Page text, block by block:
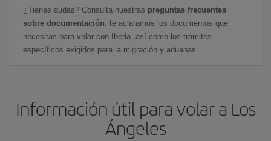
¿Tienes dudas? Consulta nuestras preguntas frecuentes
sobre documentación: te aclaramos los documentos que
necesitas para volar con Iberia, así como los trámites
específicos exigidos para la migración y aduanas.
Información útil para volar a Los
Ángeles